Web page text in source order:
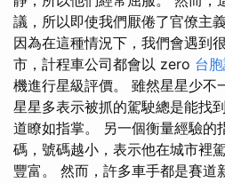
議，所以即使我們厭倦了官僚主
因為在這種情況下，我們會遇到
市，計程車公司都會以 zero 台
機進行星級評價。 雖然星星少不
星星多表示被抓的駕駛總是能找
道瞭如指掌。 另一個衡量經驗的
碼，號碼越小，表示他在城市裡
豐富。 然而，許多車手都是賽道